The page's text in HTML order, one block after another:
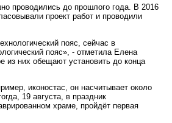
проводились до прошлого года. В 2016
проект работ и проводили
пояс, сейчас в
пояс», - отметила Елена
из них обещают установить до конца
иконостас, он насчитывает около
19 августа, в праздник
храме, пройдёт первая